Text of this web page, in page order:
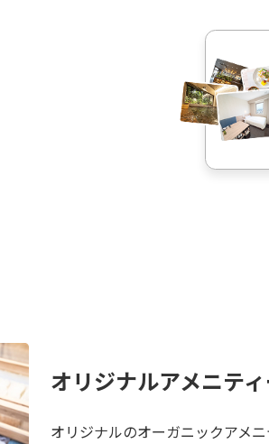
オリジナルアメニテ
オリジナルのオーガニックアメニ